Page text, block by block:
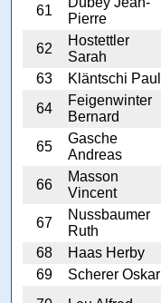
61
Pierre
62
Hostettler
Sarah
63
Kläntschi Paul
64
Feigenwinter
Bernard
65
Gasche
Andreas
66
Masson
Vincent
67
Nussbaumer
Ruth
68
Haas Herby
69
Scherer Oskar